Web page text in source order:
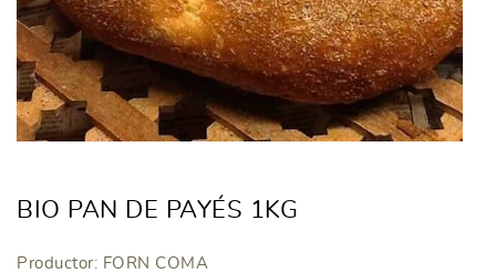
BIO PAN DE PAYÉS 1KG
Productor: FORN COMA